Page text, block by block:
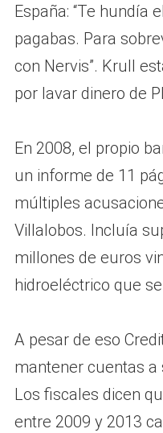
España: “Te hundía
pagabas. Para
con Nervis”. Krull
por lavar dinero de
En 2008, el propio
un informe de 11
múltiples
Villalobos. Incluía
millones de euros
hidroeléctrico que
A pesar de eso
mantener cuentas a
Los fiscales dicen
entre 2009 y 2013